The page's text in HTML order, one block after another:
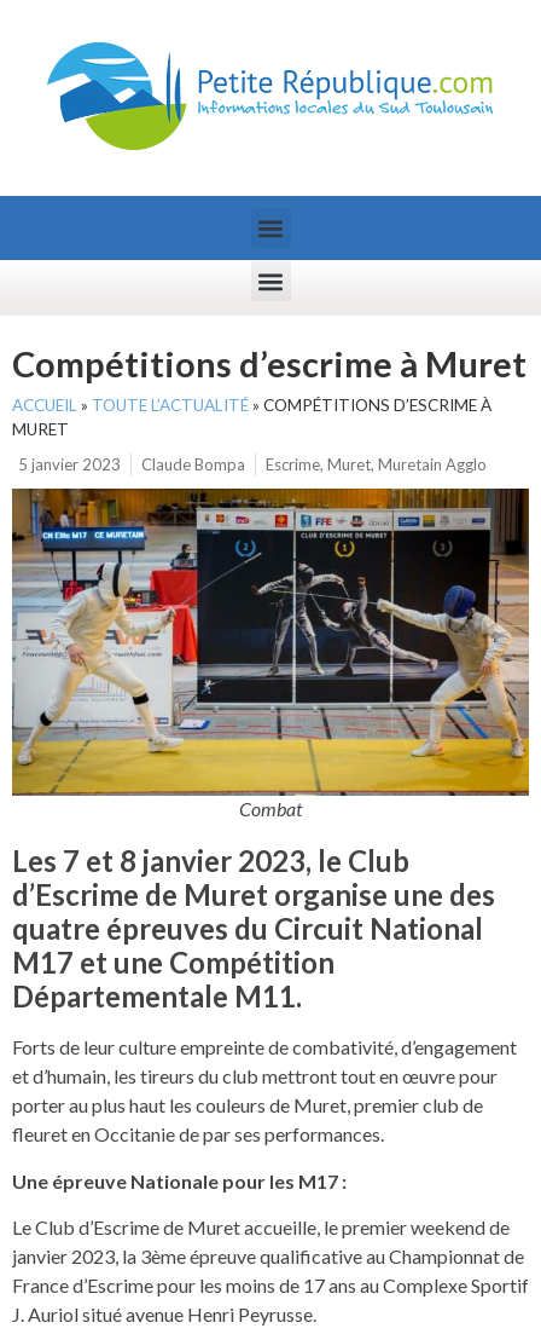
Compétitions d’escrime à Muret
ACCUEIL » TOUTE L’ACTUALITÉ» COMPÉTITIONS D’ESCRIME À
MURET
5 janvier 2023
Claude Bompa Escrime, Muret, Muretain Agglo
Combat
Les 7 et 8 janvier 2023, le Club
d’Escrime de Muret organise une des
quatre épreuves du Circuit National
M17 et une Compétition
Départementale M11.
Forts de leur culture empreinte de combativité, d’engagement
et d’humain, les tireurs du club mettront tout en œuvre pour
porter au plus haut les couleurs de Muret, premier club de
fleuret en Occitanie de par ses performances.
Une épreuve Nationale pour les M17 :
Le Club d’Escrime de Muret accueille, le premier weekend de
janvier 2023, la 3ème épreuve qualificative au Championnat de
France d’Escrime pour les moins de 17 ans au Complexe Sportif
J. Auriol situé avenue Henri Peyrusse.